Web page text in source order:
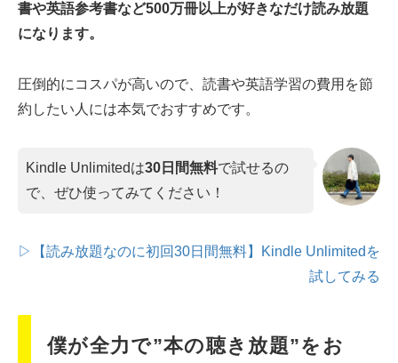
書や英語参考書など500万冊以上が好きなだけ読み放題
になります。
圧倒的にコスパが高いので、読書や英語学習の費用を節
約したい人には本気でおすすめです。
Kindle Unlimitedは30日間無料で試せるの
で、ぜひ使ってみてください！
▷【読み放題なのに初回30日間無料】Kindle Unlimitedを
試してみる
僕が全力で”本の聴き放題”をお